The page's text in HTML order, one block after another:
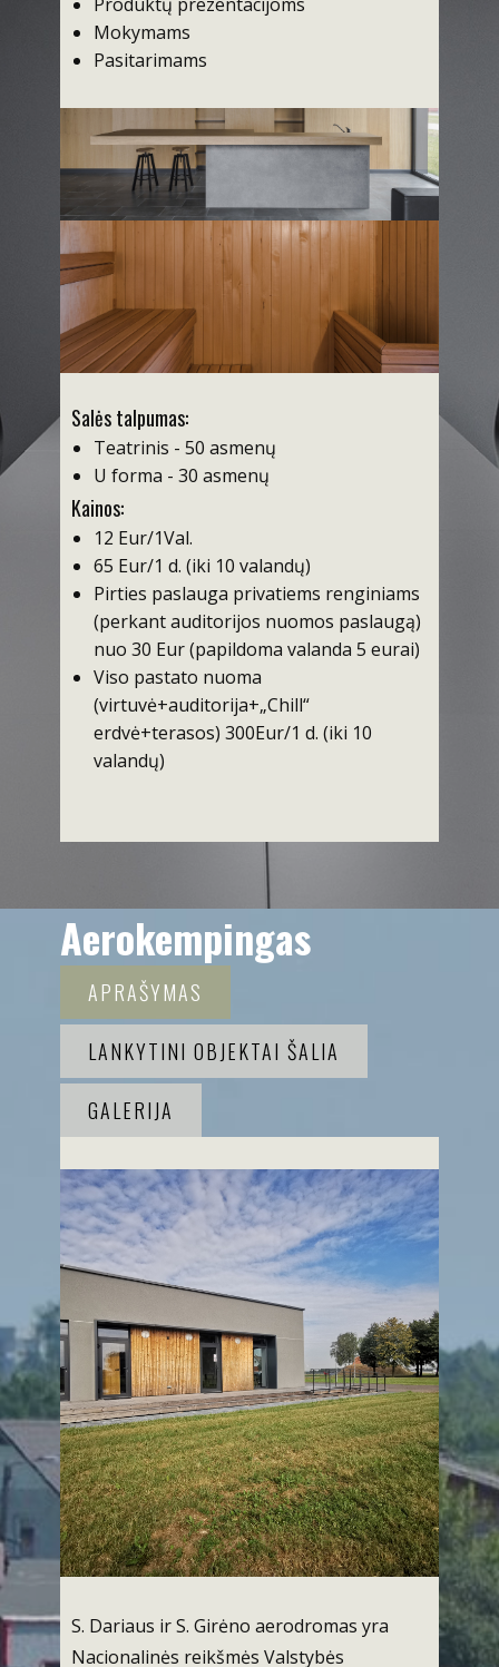
Mokymams
Pasitarimams
Salės talpumas:
Teatrinis - 50 asmenų
U forma - 30 asmenų
Kainos:
12 Eur/1Val.
65 Eur/1 d. (iki 10 valandų)
Pirties paslauga privatiems renginiams
(perkant auditorijos nuomos paslaugą)
nuo 30 Eur (papildoma valanda 5 eurai)
Viso pastato nuoma
(virtuvė+auditorija+„Chill“
erdvė+terasos) 300Eur/1 d. (iki 10
valandų)
Aerokempingas
APRAŠYMAS
LANKYTINI OBJEKTAI ŠALIA
GALERIJA
S. Dariaus ir S. Girėno aerodromas yra
Nacionalinės reikšmės Valstybės